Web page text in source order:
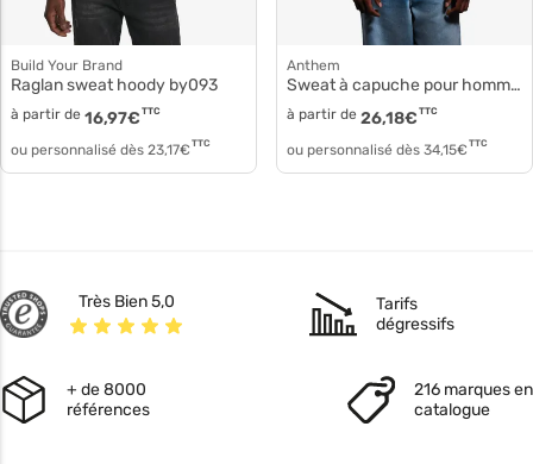
Build Your Brand
Raglan sweat hoody by093
à partir de 16,97€ TTC
ou personnalisé dès 23,17€ TTC
Anthem
Sweat à capuche pour homme am001
à partir de 26,18€ TTC
ou personnalisé dès 34,15€ TTC
Très Bien 5,0
Tarifs
dégressifs
+ de 8000
références
216 marques en
catalogue